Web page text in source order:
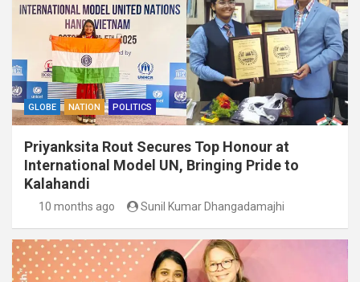
GLOBE NATION POLITICS
Priyanksita Rout Secures Top Honour at
International Model UN, Bringing Pride to
Kalahandi
10 months ago Sunil Kumar Dhangadamajhi